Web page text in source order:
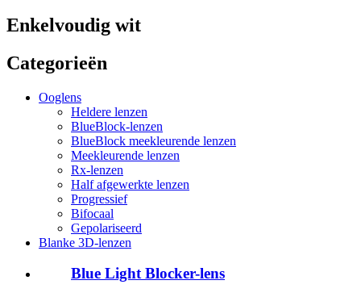
Enkelvoudig wit
Categorieën
Ooglens
Heldere lenzen
BlueBlock-lenzen
BlueBlock meekleurende lenzen
Meekleurende lenzen
Rx-lenzen
Half afgewerkte lenzen
Progressief
Bifocaal
Gepolariseerd
Blanke 3D-lenzen
Blue Light Blocker-lens